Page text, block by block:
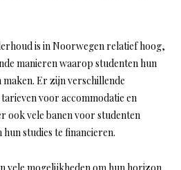
is in Noorwegen relatief hoog,
manieren waarop studenten hun
Er zijn verschillende
voor accommodatie en
ook vele banen voor studenten
studies te financieren.